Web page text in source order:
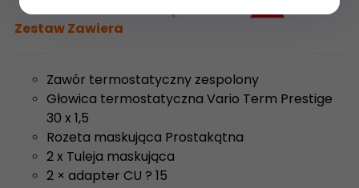
Zestaw Zawiera
Zawór termostatyczny zespolony
Głowica termostatyczna Vario Term Prestige
30 x 1,5
Rozeta maskująca Prostakątna
2 x Tuleja maskująca
2 × adapter CU ? 15